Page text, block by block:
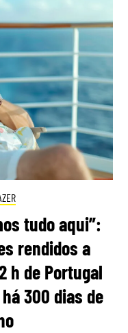
tudo aqui”:
rendidos a
h de Portugal
300 dias de